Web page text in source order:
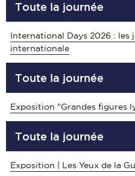
Toute la journée
International Days 2026 : les
internationale
Toute la journée
Exposition "Grandes figures
Toute la journée
Exposition | Les Yeux de la